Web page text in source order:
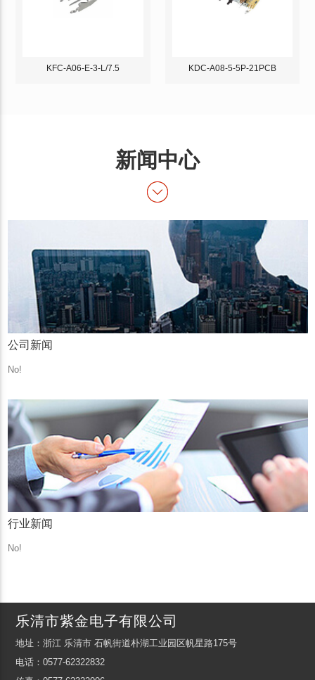
KFC-A06-E-3-L/7.5 KDC-A08-5-5P-21PCB
新闻中心
公司新闻
No!
行业新闻
No!
乐清市紫金电子有限公司
地址：浙江 乐清市 石帆街道朴湖工业园区帆星路175号
电话：0577-62322832